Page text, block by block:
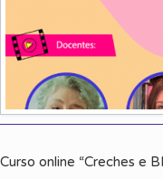
Curso online “Creches e